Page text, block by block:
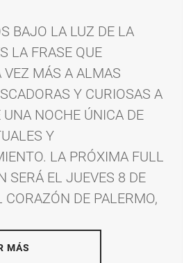
BAJO LA LUZ DE LA
LA FRASE QUE
VEZ MÁS A ALMAS
Y CURIOSAS A
UNA NOCHE ÚNICA DE
Y
LA PRÓXIMA FULL
SERÁ EL JUEVES 8 DE
CORAZÓN DE PALERMO,
MÁS